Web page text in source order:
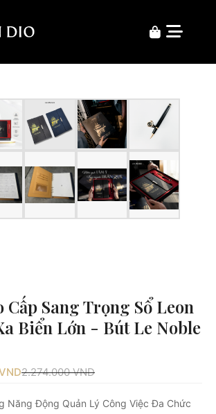
Cấp Sang Trọng Sổ Leon
Biển Lớn - Bút Le Noble
2.274.000VND
Năng Động Quản Lý Công Việc Đa Chức